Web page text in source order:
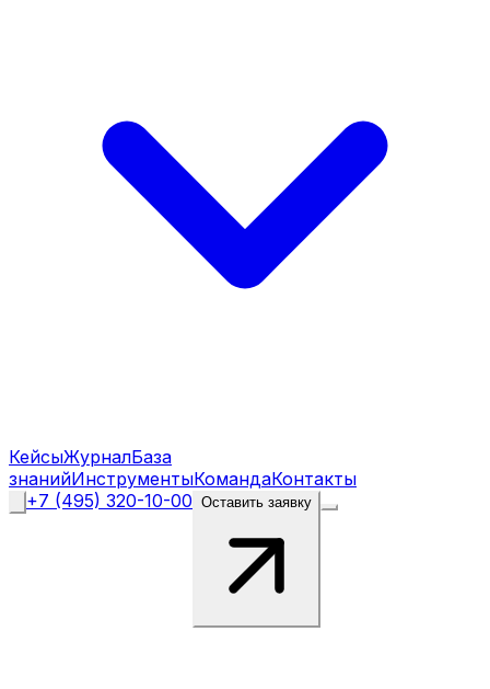
КейсыЖурналБаза
знанийИнструментыКомандаКонтакты
+7 (495) 320-10-00 Оставить заявку